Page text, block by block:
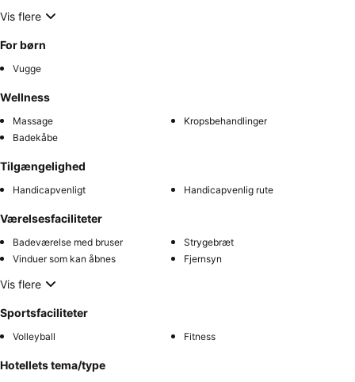
Vis flere
For børn
Vugge
Wellness
Massage
Kropsbehandlinger
Badekåbe
Tilgængelighed
Handicapvenligt Handicapvenlig rute
Værelsesfaciliteter
Badeværelse med bruser
Strygebræt
Vinduer som kan åbnes
Fjernsyn
Vis flere
Sportsfaciliteter
Volleyball Fitness
Hotellets tema/type